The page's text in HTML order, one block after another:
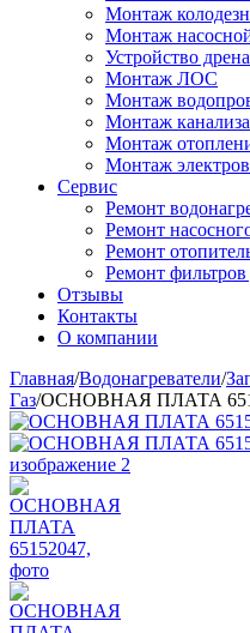
Монтаж
Монтаж
Устройство
Монтаж ЛОС
Монтаж
Монтаж
Монтаж
Монтаж
Сервис
Ремонт
Ремонт
Ремонт
Ремонт
Отзывы
Контакты
О компании
Главная/Водонагреватели/
Газ/ОСНОВНАЯ ПЛАТА